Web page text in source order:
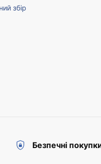
збір
Безпечні